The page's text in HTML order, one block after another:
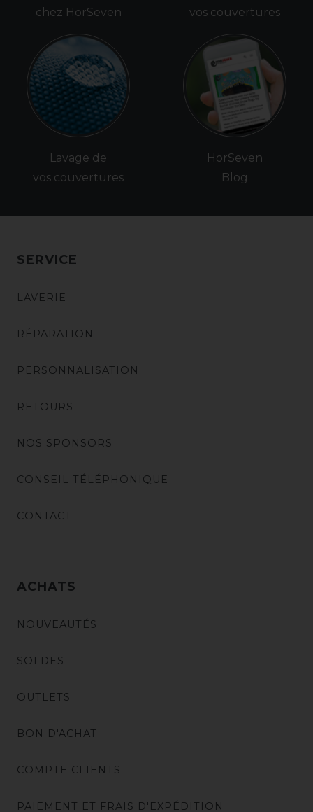
chez HorSeven
Lavage de
vos couvertures
vos couvertures
HorSeven
Blog
SERVICE
LAVERIE
RÉPARATION
PERSONNALISATION
RETOURS
NOS SPONSORS
CONSEIL TÉLÉPHONIQUE
CONTACT
ACHATS
NOUVEAUTÉS
SOLDES
OUTLETS
BON D'ACHAT
COMPTE CLIENTS
PAIEMENT ET FRAIS D'EXPÉDITION